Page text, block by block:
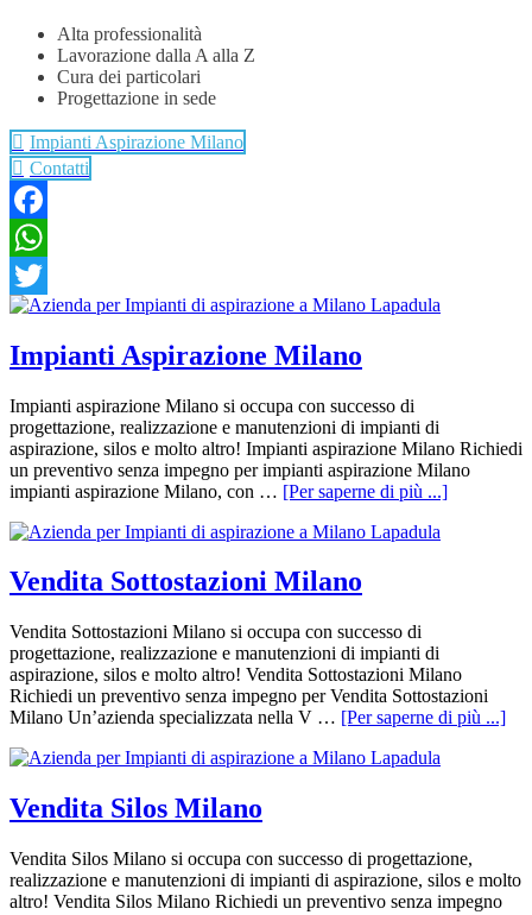
Alta professionalità
Lavorazione dalla A alla Z
Cura dei particolari
Progettazione in sede
Impianti Aspirazione Milano
Contatti
Facebook
WhatsApp
Twitter
Impianti Aspirazione Milano
Impianti aspirazione Milano si occupa con successo di
progettazione, realizzazione e manutenzioni di impianti di
aspirazione, silos e molto altro! Impianti aspirazione Milano Richiedi
un preventivo senza impegno per impianti aspirazione Milano
impianti aspirazione Milano, con … [Per saperne di più ...]
Vendita Sottostazioni Milano
Vendita Sottostazioni Milano si occupa con successo di
progettazione, realizzazione e manutenzioni di impianti di
aspirazione, silos e molto altro! Vendita Sottostazioni Milano
Richiedi un preventivo senza impegno per Vendita Sottostazioni
Milano Un’azienda specializzata nella V … [Per saperne di più ...]
Vendita Silos Milano
Vendita Silos Milano si occupa con successo di progettazione,
realizzazione e manutenzioni di impianti di aspirazione, silos e molto
altro! Vendita Silos Milano Richiedi un preventivo senza impegno